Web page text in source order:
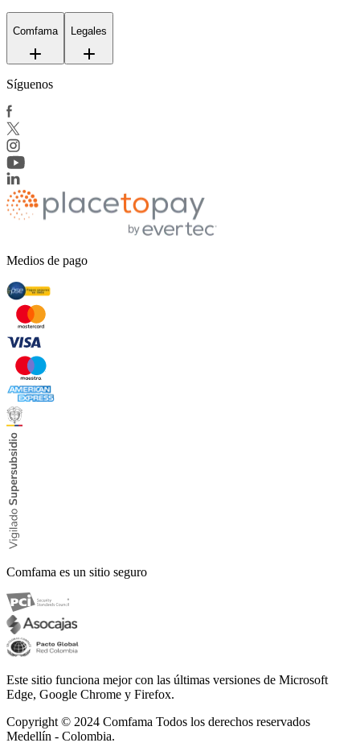
Comfama Legales
Síguenos
Medios de pago
Comfama es un sitio seguro
Este sitio funciona mejor con las últimas versiones de Microsoft
Edge, Google Chrome y Firefox.
Copyright © 2024 Comfama Todos los derechos reservados
Medellín - Colombia.